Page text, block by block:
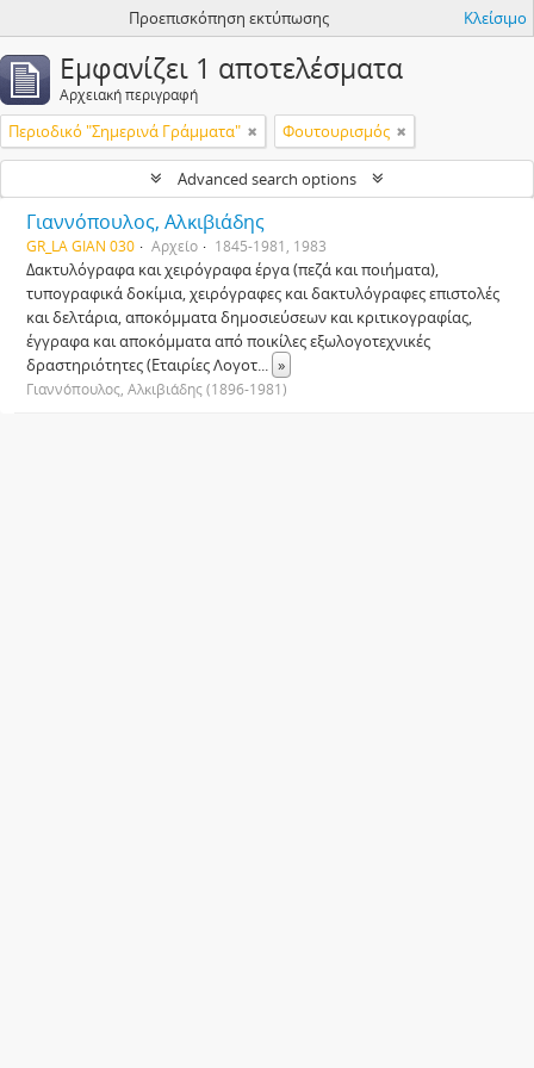
Προεπισκόπηση εκτύπωσης Κλείσιμο
Εμφανίζει 1 αποτελέσματα
Αρχειακή περιγραφή
Περιοδικό "Σημερινά Γράμματα" Φουτουρισμός
Advanced search options
Γιαννόπουλος, Αλκιβιάδης
GR_LA GIAN 030 Αρχείο 1845-1981, 1983
Δακτυλόγραφα και χειρόγραφα έργα (πεζά και ποιήματα),
τυπογραφικά δοκίμια, χειρόγραφες και δακτυλόγραφες επιστολές
και δελτάρια, αποκόμματα δημοσιεύσεων και κριτικογραφίας,
έγγραφα και αποκόμματα από ποικίλες εξωλογοτεχνικές
δραστηριότητες (Εταιρίες Λογοτ... »
Γιαννόπουλος, Αλκιβιάδης (1896-1981)